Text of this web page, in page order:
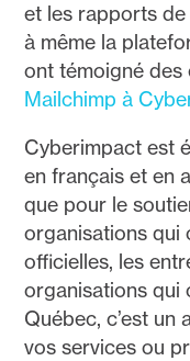
et les rapports
à même la
ont témoigné
Mailchimp à
Cyberimpact est
en français et en
que pour le
organisations qui
officielles, les
organisations qui
Québec, c’est
vos services ou